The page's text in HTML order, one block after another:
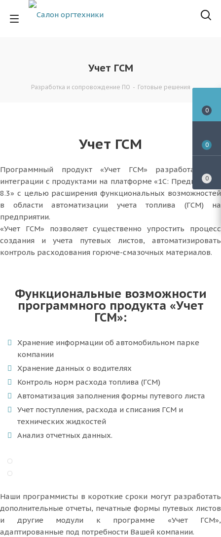
Учет ГСМ
Разработка и сопровождение ПО - Готовые решения
Учет ГСМ
Программный продукт «Учет ГСМ» разработан для
интеграции с продуктами на платформе «1С: Предприятие
8.3» с целью расширения функциональных возможностей
в области автоматизации учета топлива (ГСМ) на
предприятии.
«Учет ГСМ» позволяет существенно упростить процесс
создания и учета путевых листов, автоматизировать
контроль расходования горюче-смазочных материалов.
Функциональные возможности
программного продукта «Учет
ГСМ»:
Хранение информации об автомобильном парке
компании
Хранение данных о водителях
Контроль норм расхода топлива (ГСМ)
Автоматизация заполнения формы путевого листа
Учет поступления, расхода и списания ГСМ и
технических жидкостей
Анализ отчетных данных.
Наши программисты в короткие сроки могут разработать
дополнительные отчеты, печатные формы путевых листов
и другие модули к программе «Учет ГСМ»,
адаптированные под потребности Вашей компании.
0
0
0